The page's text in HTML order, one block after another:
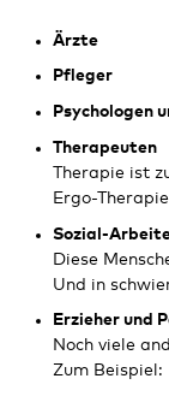
Ärzte
Pfleger
Psychologen
Therapeuten
Therapie ist
Diese
Und in
Erzieher und
Noch viele
Zum Beispiel: